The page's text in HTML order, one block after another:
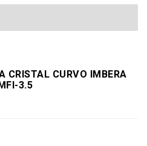
CRISTAL CURVO IMBERA
3.5